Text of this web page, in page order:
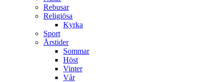
Rebusar
Religiösa
Kyrka
Sport
Årstider
Sommar
Höst
Vinter
Vår